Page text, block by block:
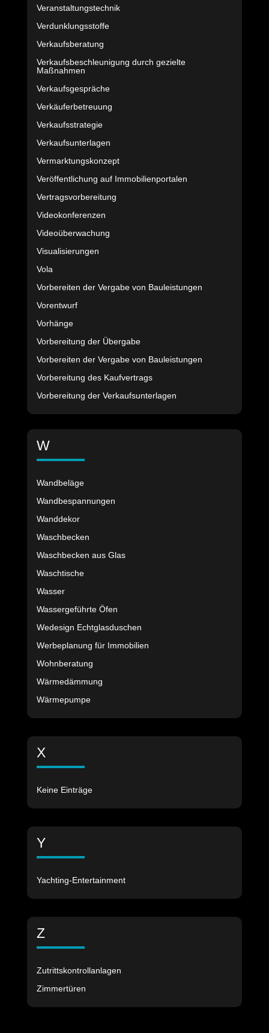
Veranstaltungstechnik
Verdunklungsstoffe
Verkaufsberatung
Verkaufsbeschleunigung durch gezielte
Maßnahmen
Verkaufsgespräche
Verkäuferbetreuung
Verkaufsstrategie
Verkaufsunterlagen
Vermarktungskonzept
Veröffentlichung auf Immobilienportalen
Vertragsvorbereitung
Videokonferenzen
Videoüberwachung
Visualisierungen
Vola
Vorbereiten der Vergabe von Bauleistungen
Vorentwurf
Vorhänge
Vorbereitung der Übergabe
Vorbereiten der Vergabe von Bauleistungen
Vorbereitung des Kaufvertrags
Vorbereitung der Verkaufsunterlagen
W
Wandbeläge
Wandbespannungen
Wanddekor
Waschbecken
Waschbecken aus Glas
Waschtische
Wasser
Wassergeführte Öfen
Wedesign Echtglasduschen
Werbeplanung für Immobilien
Wohnberatung
Wärmedämmung
Wärmepumpe
X
Keine Einträge
Y
Yachting-Entertainment
Z
Zutrittskontrollanlagen
Zimmertüren